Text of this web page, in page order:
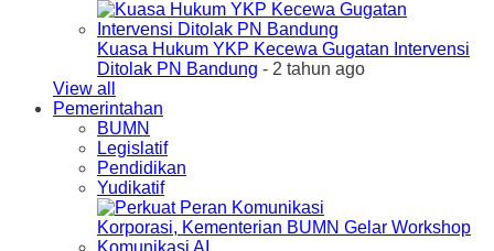
Kuasa Hukum YKP Kecewa Gugatan Intervensi
Ditolak PN Bandung - 2 tahun ago
View all
Pemerintahan
BUMN
Legislatif
Pendidikan
Yudikatif